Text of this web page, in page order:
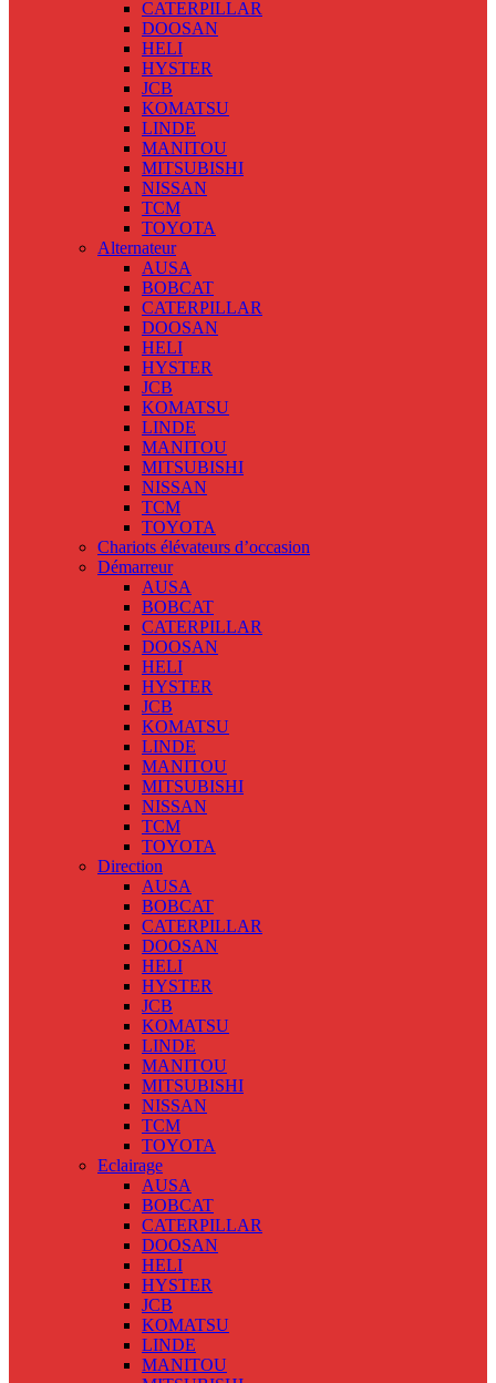
CATERPILLAR
DOOSAN
HELI
HYSTER
JCB
KOMATSU
LINDE
MANITOU
MITSUBISHI
NISSAN
TCM
TOYOTA
Alternateur
AUSA
BOBCAT
CATERPILLAR
DOOSAN
HELI
HYSTER
JCB
KOMATSU
LINDE
MANITOU
MITSUBISHI
NISSAN
TCM
TOYOTA
Chariots élévateurs d’occasion
Démarreur
AUSA
BOBCAT
CATERPILLAR
DOOSAN
HELI
HYSTER
JCB
KOMATSU
LINDE
MANITOU
MITSUBISHI
NISSAN
TCM
TOYOTA
Direction
AUSA
BOBCAT
CATERPILLAR
DOOSAN
HELI
HYSTER
JCB
KOMATSU
LINDE
MANITOU
MITSUBISHI
NISSAN
TCM
TOYOTA
Eclairage
AUSA
BOBCAT
CATERPILLAR
DOOSAN
HELI
HYSTER
JCB
KOMATSU
LINDE
MANITOU